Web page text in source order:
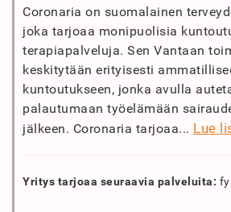
Coronaria on suomalainen
joka tarjoaa monipuolisia
terapiapalveluja. Sen Vantaan
keskitytään erityisesti
kuntoutukseen, jonka avulla
palautumaan työelämään
jälkeen. Coronaria tarjoaa... Lue
Yritys tarjoaa seuraavia palveluita: